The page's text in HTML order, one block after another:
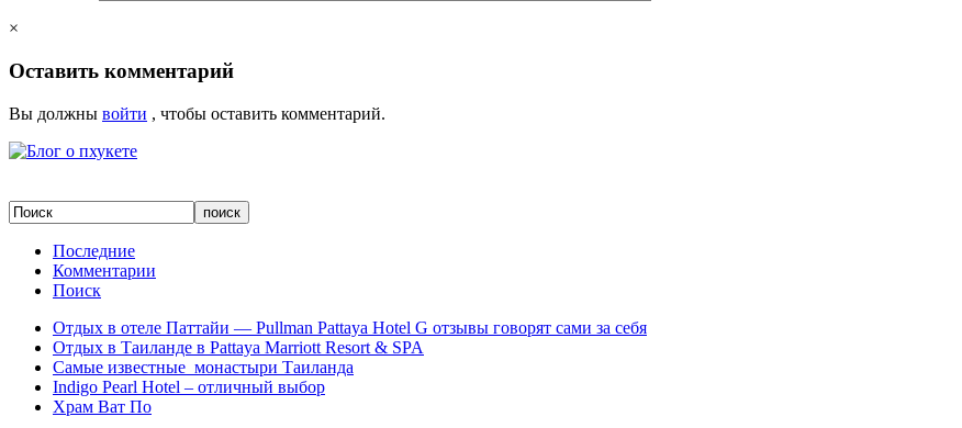
×
Оставить комментарий
Вы должны войти , чтобы оставить комментарий.
Последние
Комментарии
Поиск
Отдых в отеле Паттайи — Pullman Pattaya Hotel G отзывы говорят сами за себя
Отдых в Таиланде в Pattaya Marriott Resort & SPA
Самые известные монастыри Таиланда
Indigo Pearl Hotel – отличный выбор
Храм Ват По